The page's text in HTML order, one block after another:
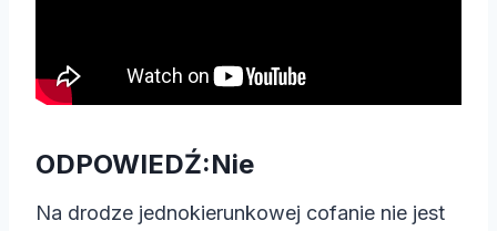
ODPOWIEDŹ:Nie
Na drodze jednokierunkowej cofanie nie jest